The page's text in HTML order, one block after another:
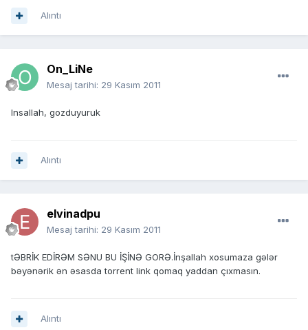
Alıntı
On_LiNe
Mesaj tarihi: 29 Kasım 2011
Insallah, gozduyuruk
Alıntı
elvinadpu
Mesaj tarihi: 29 Kasım 2011
tƏBRİK EDİRƏM SƏNU BU İŞİNƏ GORƏ.İnşallah xosumaza gələr
bəyənərik ən əsasda torrent link qomaq yaddan çıxmasın.
Alıntı